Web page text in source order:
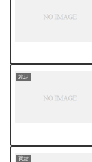
就活
就活